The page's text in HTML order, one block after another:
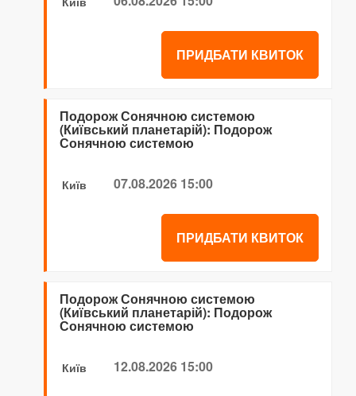
ПРИДБАТИ КВИТОК
Подорож Сонячною системою
(Київський планетарій): Подорож
Сонячною системою
Київ 07.08.2026 15:00
ПРИДБАТИ КВИТОК
Подорож Сонячною системою
(Київський планетарій): Подорож
Сонячною системою
Київ 12.08.2026 15:00